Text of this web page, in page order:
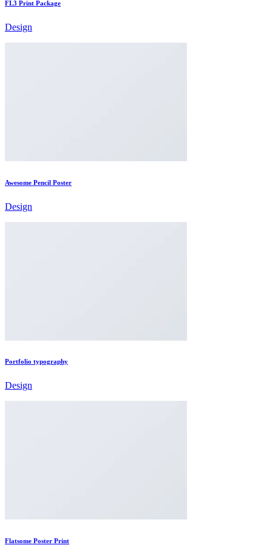
FL3 Print Package
Design
Awesome Pencil Poster
Design
Portfolio typography
Design
Flatsome Poster Print